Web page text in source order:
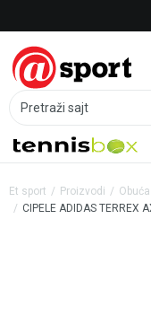
Pretraži sajt
Et sport Proizvodi Obuća
CIPELE ADIDAS TERREX